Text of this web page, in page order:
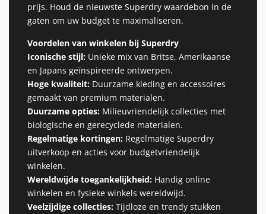
prijs. Houd de nieuwste Superdry waardebon in de
gaten om uw budget te maximaliseren.
Voordelen van winkelen bij Superdry
Iconische stijl: Unieke mix van Britse, Amerikaanse
en Japans geïnspireerde ontwerpen.
Hoge kwaliteit: Duurzame kleding en accessoires
gemaakt van premium materialen.
Duurzame opties: Milieuvriendelijk collecties met
biologische en gerecyclede materialen.
Regelmatige kortingen: Regelmatige Superdry
uitverkoop en acties voor budgetvriendelijk
winkelen.
Wereldwijde toegankelijkheid: Handig online
winkelen en fysieke winkels wereldwijd.
Veelzijdige collecties: Tijdloze en trendy stukken